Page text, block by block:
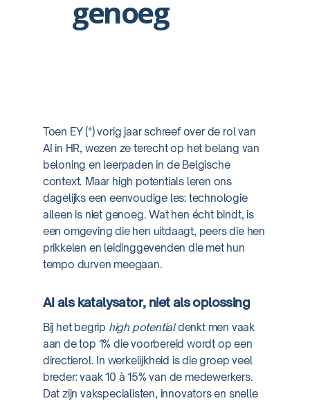
genoeg
Toen EY (*) vorig jaar schreef over de rol van
AI in HR, wezen ze terecht op het belang van
beloning en leerpaden in de Belgische
context. Maar high potentials leren ons
dagelijks een eenvoudige les: technologie
alleen is niet genoeg. Wat hen écht bindt, is
een omgeving die hen uitdaagt, peers die hen
prikkelen en leidinggevenden die met hun
tempo durven meegaan.
AI als katalysator, niet als oplossing
Bij het begrip high potentialdenkt men vaak
aan de top 1% die voorbereid wordt op een
directierol. In werkelijkheid is die groep veel
breder: vaak 10 à 15% van de medewerkers.
Dat zijn vakspecialisten, innovators en snelle